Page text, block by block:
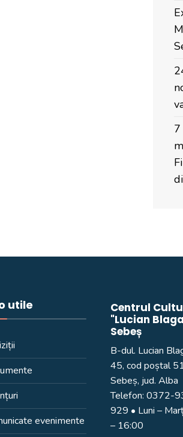
utile
evenimente
Centrul
"Lucian
Sebeș
B-dul. Lucian
45, cod poștal
Sebeș, jud. Alba
Telefon:0372-
929 • Luni –
– 16:00